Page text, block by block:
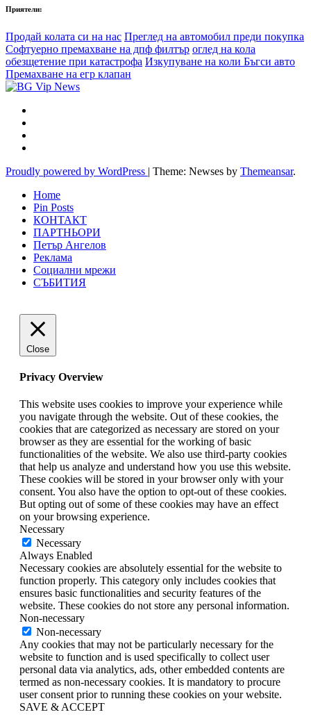
Приятели:
Продай колата си на нас Преглед на автомобил преди покупка
Софтуерно премахване на дпф филтър оглед на кола
обезщетение при катастрофа Изкупуване на коли Бъгси авто
Премахване на егр клапан
Proudly powered by WordPress | Theme: Newses by Themeansar.
Home
Pin Posts
КОНТАКТ
ПАРТНЬОРИ
Петър Ангелов
Реклама
Социални мрежи
СЪБИТИЯ
Close
Privacy Overview
This website uses cookies to improve your experience while
you navigate through the website. Out of these cookies, the
cookies that are categorized as necessary are stored on your
browser as they are essential for the working of basic
functionalities of the website. We also use third-party cookies
that help us analyze and understand how you use this website.
These cookies will be stored in your browser only with your
consent. You also have the option to opt-out of these cookies.
But opting out of some of these cookies may have an effect
on your browsing experience.
Necessary
Necessary
Always Enabled
Necessary cookies are absolutely essential for the website to
function properly. This category only includes cookies that
ensures basic functionalities and security features of the
website. These cookies do not store any personal information.
Non-necessary
Non-necessary
Any cookies that may not be particularly necessary for the
website to function and is used specifically to collect user
personal data via analytics, ads, other embedded contents are
termed as non-necessary cookies. It is mandatory to procure
user consent prior to running these cookies on your website.
SAVE & ACCEPT